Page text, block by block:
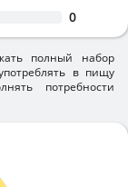
0
полный набор
в пищу
потребности